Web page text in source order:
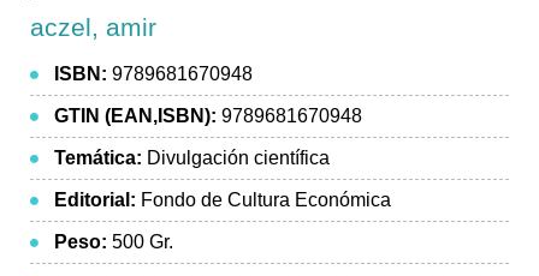
aczel, amir
ISBN: 9789681670948
GTIN (EAN,ISBN): 9789681670948
Temática: Divulgación científica
Editorial: Fondo de Cultura Económica
Peso: 500 Gr.